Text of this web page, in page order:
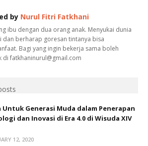
by Nurul Fitri Fatkhani
ibu dengan dua orang anak. Menyukai dunia
dan berharap goresan tintanya bisa
Bagi yang ingin bekerja sama boleh
di fatkhaninurul@gmail.com
Untuk Generasi Muda dalam Penerapan
dan Inovasi di Era 4.0 di Wisuda XIV
12, 2020